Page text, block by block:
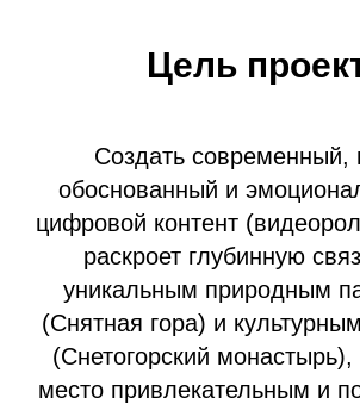
Цель
Создать современный,
обоснованный и
цифровой контент
раскроет глубинную
уникальным природным
(Снятная гора) и
(Снетогорский монастырь),
место привлекательным и